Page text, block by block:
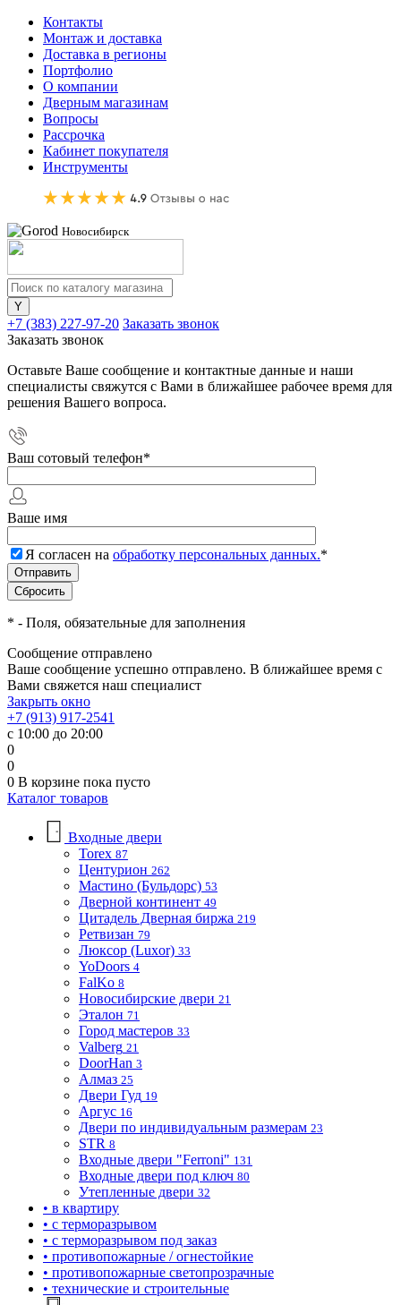
Контакты
Монтаж и доставка
Доставка в регионы
Портфолио
О компании
Дверным магазинам
Вопросы
Рассрочка
Кабинет покупателя
Инструменты
Новосибирск
+7 (383) 227-97-20 Заказать звонок
Заказать звонок
Оставьте Ваше сообщение и контактные данные и наши
специалисты свяжутся с Вами в ближайшее рабочее время для
решения Вашего вопроса.
Ваш сотовый телефон*
Ваше имя
Я согласен на обработку персональных данных.*
* - Поля, обязательные для заполнения
Сообщение отправлено
Ваше сообщение успешно отправлено. В ближайшее время с
Вами свяжется наш специалист
Закрыть окно
+7 (913) 917-2541
с 10:00 до 20:00
0
0
0 В корзине пока пусто
Каталог товаров
Входные двери
Torex 87
Центурион 262
Мастино (Бульдорс) 53
Дверной континент 49
Цитадель Дверная биржа 219
Ретвизан 79
Люксор (Luxor) 33
YoDoors 4
FalKo 8
Новосибирские двери 21
Эталон 71
Город мастеров 33
Valberg 21
DoorHan 3
Алмаз 25
Двери Гуд 19
Аргус 16
Двери по индивидуальным размерам 23
STR 8
Входные двери "Ferroni" 131
Входные двери под ключ 80
Утепленные двери 32
• в квартиру
• с терморазрывом
• с терморазрывом под заказ
• противопожарные / огнестойкие
• противопожарные светопрозрачные
• технические и строительные